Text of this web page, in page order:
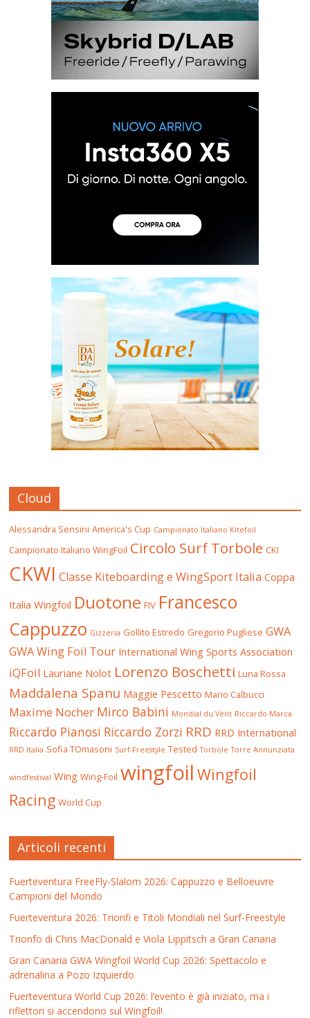
Cloud
Alessandra Sensini America's Cup Campionato Italiano Kitefoil
Campionato Italiano WingFoil Circolo Surf Torbole CKI
CKWI Classe Kiteboarding e WingSport Italia Coppa
Italia Wingfoil Duotone FIV Francesco
Cappuzzo Gizzeria Gollito Estredo Gregorio Pugliese GWA
GWA Wing Foil Tour International Wing Sports Association
iQFoil Lauriane Nolot Lorenzo Boschetti Luna Rossa
Maddalena Spanu Maggie Pescetto Mario Calbucci
Maxime Nocher Mirco Babini Mondial du Vent Riccardo Marca
Riccardo Pianosi Riccardo Zorzi RRD RRD International
RRD Italia Sofia TOmasoni Surf-Freestyle Tested Torbole Torre Annunziata
windfestival Wing Wing-Foil wingfoil Wingfoil
Racing World Cup
Articoli recenti
Fuerteventura FreeFly-Slalom 2026: Cappuzzo e Belloeuvre
Campioni del Mondo
Fuerteventura 2026: Trionfi e Titoli Mondiali nel Surf-Freestyle
Trionfo di Chris MacDonald e Viola Lippitsch a Gran Canaria
Gran Canaria GWA Wingfoil World Cup 2026: Spettacolo e
adrenalina a Pozo Izquierdo
Fuerteventura World Cup 2026: l’evento è già iniziato, ma i
riflettori si accendono sul Wingfoil!